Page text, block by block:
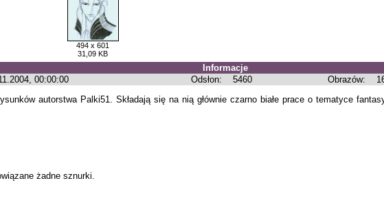
494 x 601
31,09 KB
Informacje
00:00:00 Odsłon: 5460 Obrazów:
autorstwa Palki51. Składają się na nią głównie czarno białe prace o tematyce
żadne sznurki.